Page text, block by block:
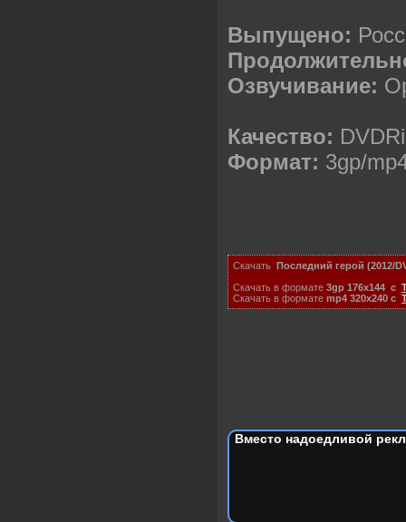
Выпущено:
Озвучивание:
Качество:
Формат: 3gp/
Скачать Последний герой (2012/
Скачать в формате 3gp 176x144 с
Скачать в формате mp4 320x240 с
Вместо надоедливой